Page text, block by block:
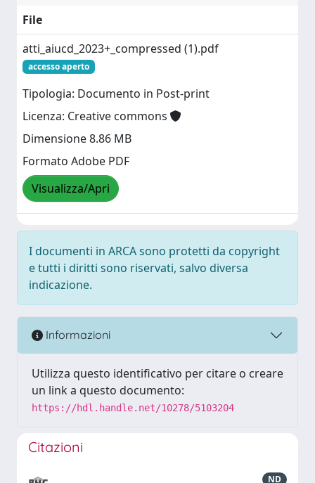
File
atti_aiucd_2023+_compressed (1).pdf
accesso aperto
Tipologia: Documento in Post-print
Licenza: Creative commons
Dimensione 8.86 MB
Formato Adobe PDF
Visualizza/Apri
I documenti in ARCA sono protetti da copyright
e tutti i diritti sono riservati, salvo diversa
indicazione.
Informazioni
Utilizza questo identificativo per citare o creare
un link a questo documento:
https://hdl.handle.net/10278/5103204
Citazioni
ND